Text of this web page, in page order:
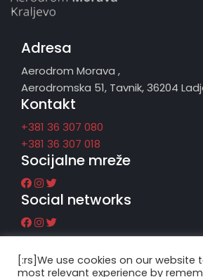
Adresa
Aerodrom Morava ,
Aerodromska 51, Tavnik, 36204
Kontakt
+381 36 307 080
+381 36 307 018
Socijalne mreže
Social networks
[:rs]We use cookies on our website
most relevant experience by